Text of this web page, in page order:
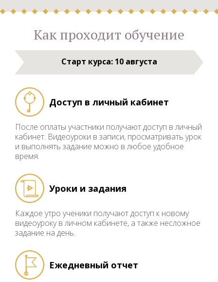
Как проходит обучение
Старт курса: 10 августа
Доступ в личный кабинет
После оплаты участники получают доступ в личный
кабинет. Видеоуроки в записи, просматривать урок
и выполнять задание можно в любое удобное
время.
Уроки и задания
Каждое утро ученики получают доступ к новому
видеоуроку в личном кабинете, а также несложное
задание на день.
Ежедневный отчет